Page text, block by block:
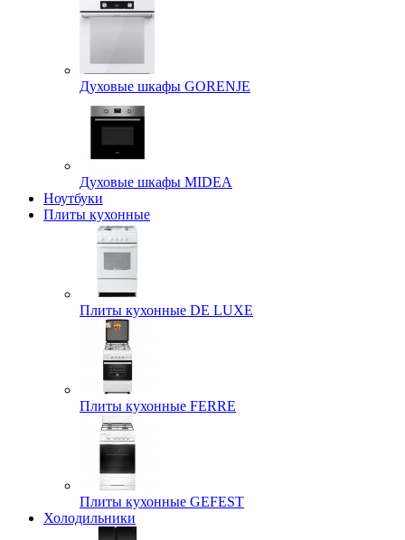
Духовые шкафы GORENJE
Духовые шкафы MIDEA
Ноутбуки
Плиты кухонные
Плиты кухонные DE LUXE
Плиты кухонные FERRE
Плиты кухонные GEFEST
Холодильники